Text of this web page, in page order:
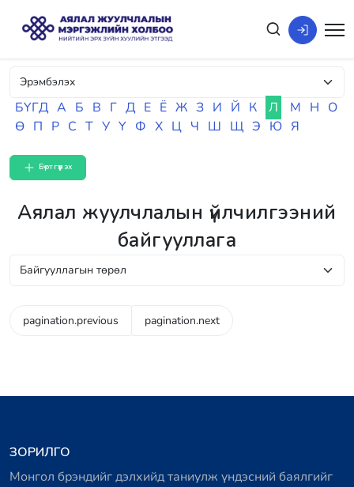
БҮГД А Б В Г Д Е Ё Ж З И Й К Л М Н О
Ө П Р С Т У Ү Ф Х Ц Ч Ш Щ Э Ю Я
Бүртгүүлэх
Аялал жуулчлалын үйлчилгээний
байгууллага
pagination.previous pagination.next
ЗОРИЛГО
Монгол брэндийг дэлхийд таниулж үндэсний баялгийг